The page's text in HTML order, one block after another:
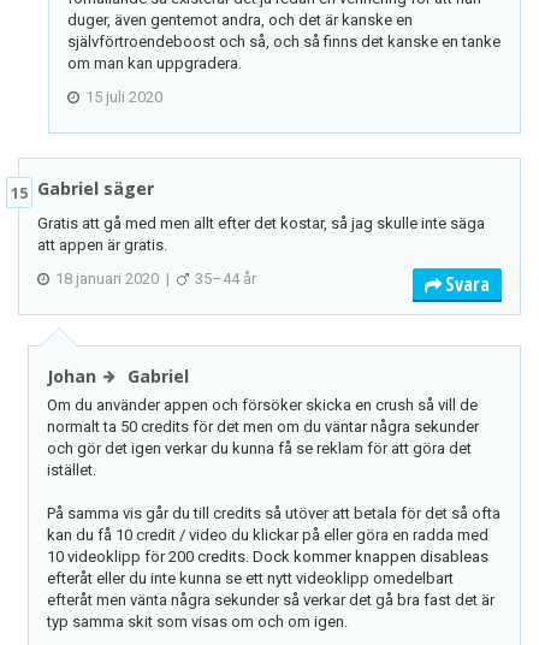
duger, även gentemot andra, och det är kanske en
självförtroendeboost och så, och så finns det kanske en tanke
om man kan uppgradera.
15 juli 2020
15 Gabriel säger
Gratis att gå med men allt efter det kostar, så jag skulle inte säga
att appen är gratis.
18 januari 2020 | 35–44 år Svara
Johan Gabriel
Om du använder appen och försöker skicka en crush så vill de
normalt ta 50 credits för det men om du väntar några sekunder
och gör det igen verkar du kunna få se reklam för att göra det
istället.
På samma vis går du till credits så utöver att betala för det så ofta
kan du få 10 credit / video du klickar på eller göra en radda med
10 videoklipp för 200 credits. Dock kommer knappen disableas
efteråt eller du inte kunna se ett nytt videoklipp omedelbart
efteråt men vänta några sekunder så verkar det gå bra fast det är
typ samma skit som visas om och om igen.